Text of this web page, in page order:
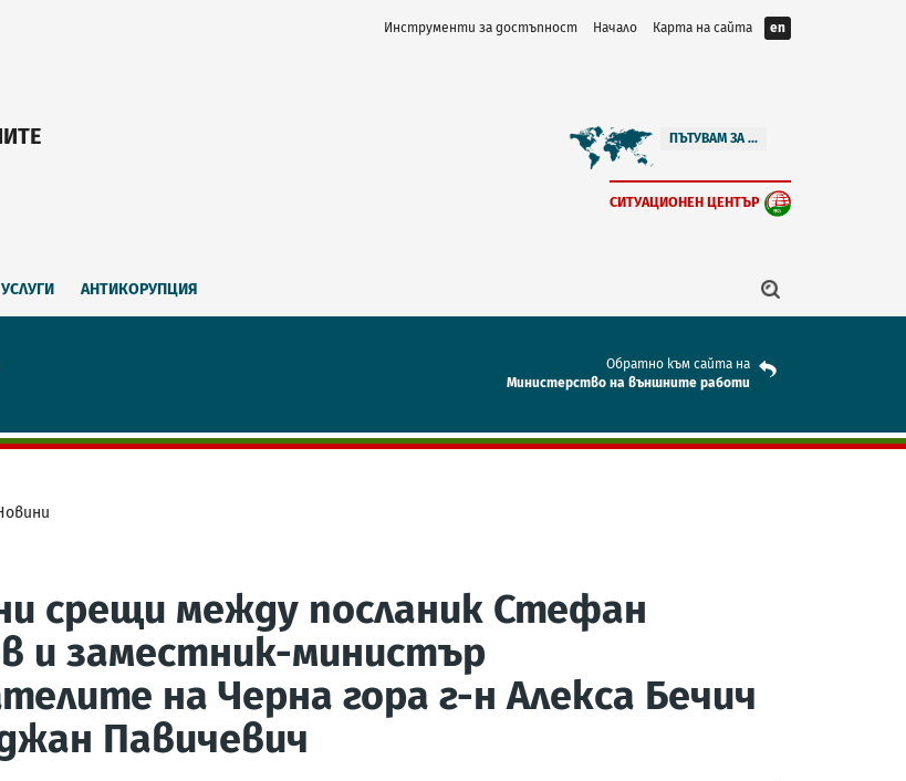
Инструменти за достъпност Начало Карта на сайта en
ПЪТУВАМ ЗА ...
СИТУАЦИОНЕН ЦЕНТЪР
АНТИКОРУПЦИЯ
Обратно към сайта на
Mинистерство на външните работи
срещи между посланик Стефан
и заместник-министър
на Черна гора г-н Алекса Бечич
Павичевич